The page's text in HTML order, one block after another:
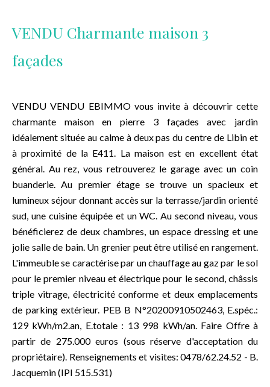
VENDU Charmante maison 3
façades
VENDU VENDU EBIMMO vous invite à découvrir cette
charmante maison en pierre 3 façades avec jardin
idéalement située au calme à deux pas du centre de Libin et
à proximité de la E411. La maison est en excellent état
général. Au rez, vous retrouverez le garage avec un coin
buanderie. Au premier étage se trouve un spacieux et
lumineux séjour donnant accès sur la terrasse/jardin orienté
sud, une cuisine équipée et un WC. Au second niveau, vous
bénéficierez de deux chambres, un espace dressing et une
jolie salle de bain. Un grenier peut être utilisé en rangement.
L'immeuble se caractérise par un chauffage au gaz par le sol
pour le premier niveau et électrique pour le second, châssis
triple vitrage, électricité conforme et deux emplacements
de parking extérieur. PEB B N°20200910502463, E.spéc.:
129 kWh/m2.an, E.totale : 13 998 kWh/an. Faire Offre à
partir de 275.000 euros (sous réserve d'acceptation du
propriétaire). Renseignements et visites: 0478/62.24.52 - B.
Jacquemin (IPI 515.531)